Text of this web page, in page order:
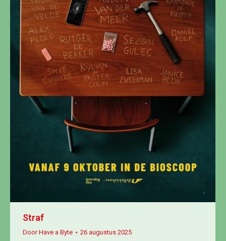
Straf
DoorHave a Byte 26 augustus 2025